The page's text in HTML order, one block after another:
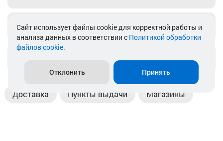
Telegram
Доставка Пункты выдачи Магазины
Cайт использует файлы cookie для корректной работы и
анализа данных в соответствии с Политикой обработки
файлов cookie.
Отклонить Принять